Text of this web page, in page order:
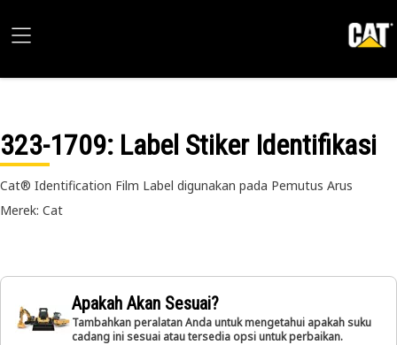
323-1709: Label Stiker Identifikasi
Cat® Identification Film Label digunakan pada Pemutus Arus
Merek: Cat
Apakah Akan Sesuai?
Tambahkan peralatan Anda untuk mengetahui apakah suku
cadang ini sesuai atau tersedia opsi untuk perbaikan.